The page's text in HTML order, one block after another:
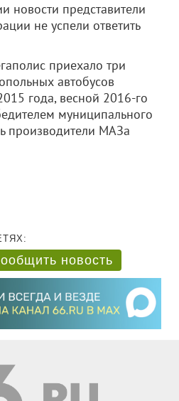
новости представители
не успели ответить
приехало три
автобусов
года, весной 2016-го
муниципального
производители МАЗа
новость